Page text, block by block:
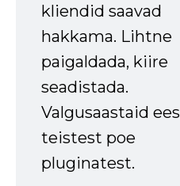
kliendid saavad
hakkama. Lihtne
paigaldada, kiire
seadistada.
Valgusaastaid ees
teistest poe
pluginatest.